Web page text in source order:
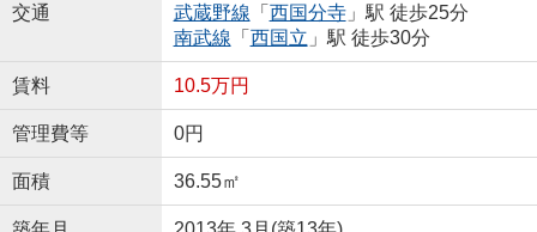
交通
武蔵野線 「 西国分寺」駅 徒歩25分
南武線 「 西国立 」駅 徒歩30分
賃料 10.5万円
管理費等 0円
面積 36.55㎡